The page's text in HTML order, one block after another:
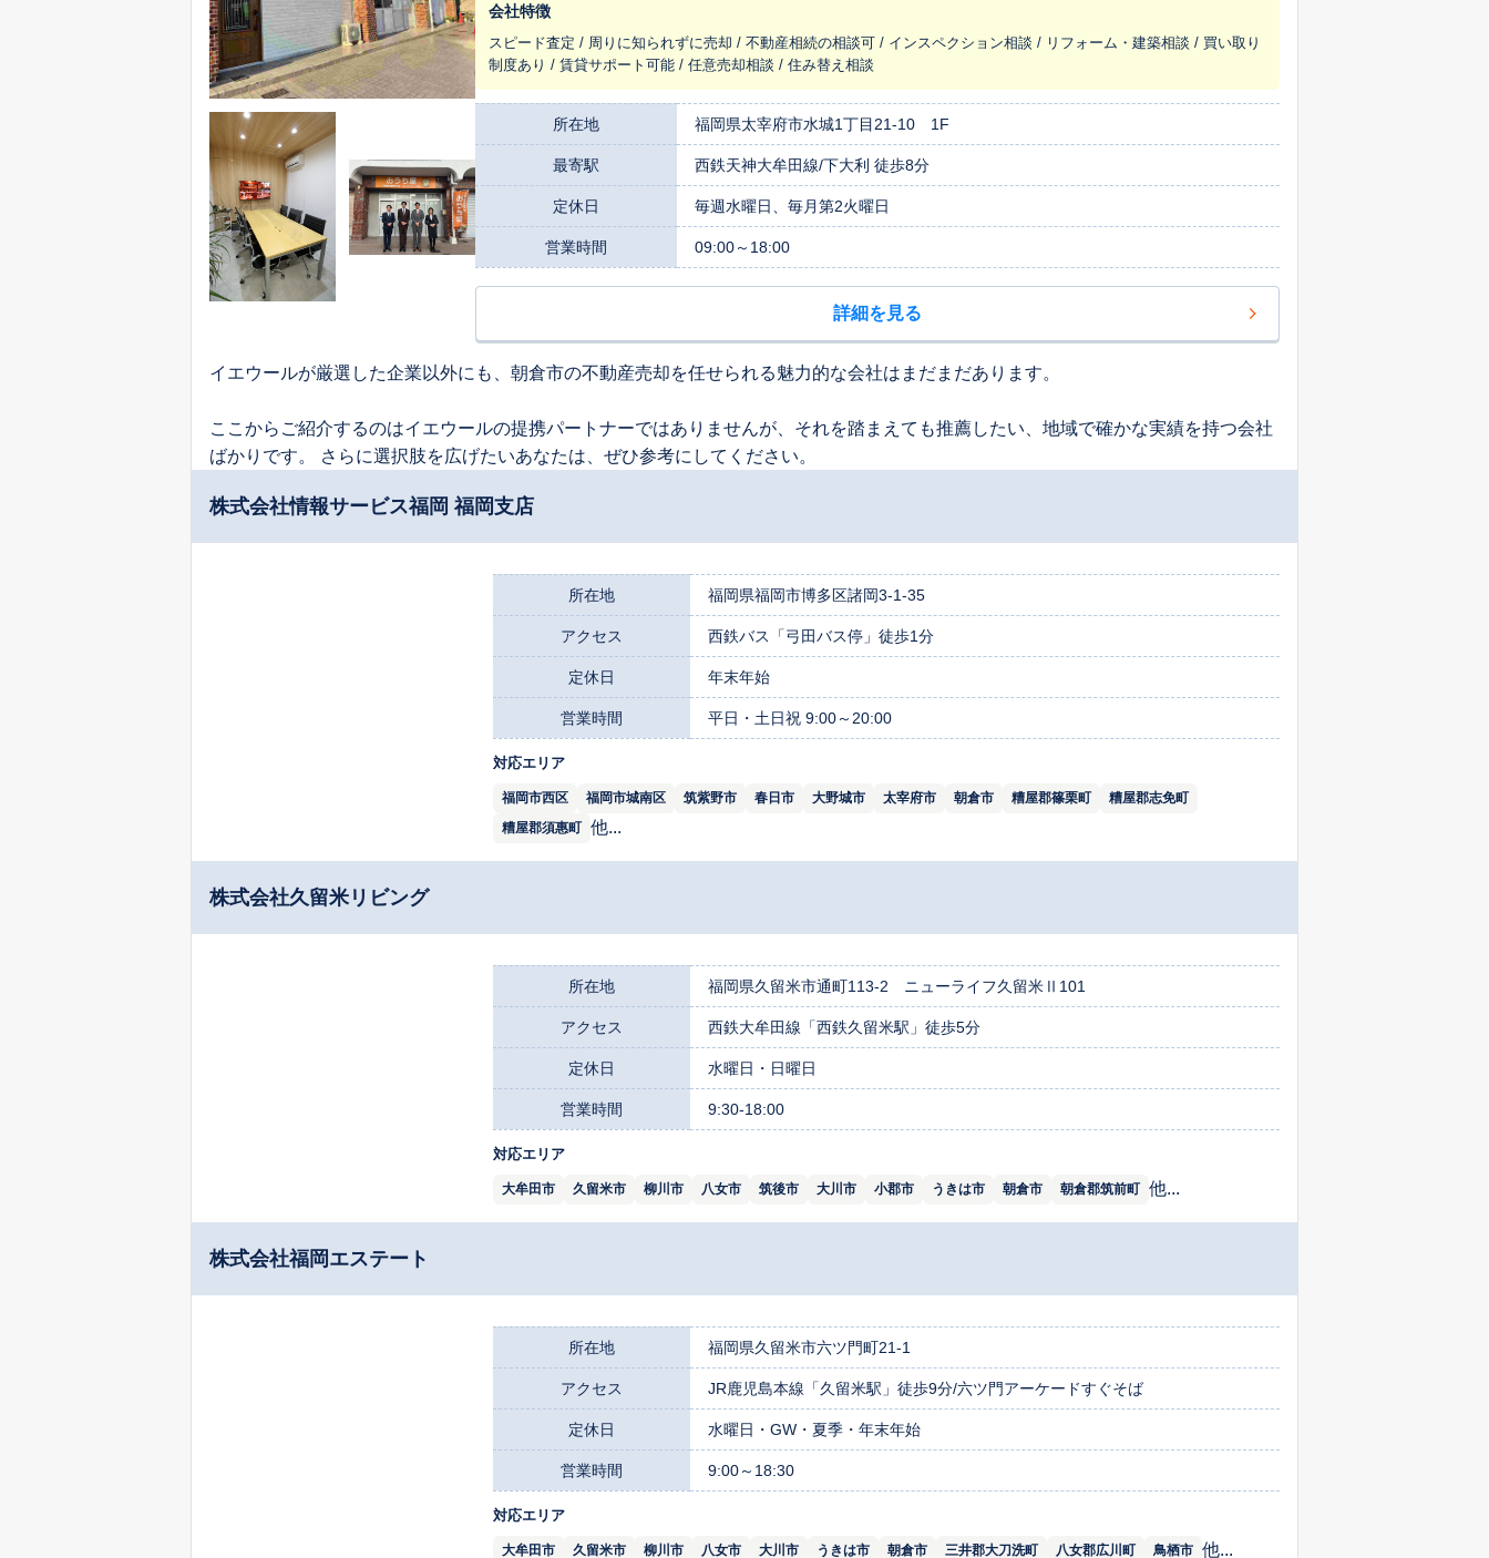
会社特徴
スピード査定 / 周りに知られずに売却 / 不動産相続の相談可 / インスペクション相談 / リフォーム・建築相談 / 買い取り
制度あり / 賃貸サポート可能 / 任意売却相談 / 住み替え相談
所在地 福岡県太宰府市水城1丁目21-10 1F
最寄駅 西鉄天神大牟田線/下大利 徒歩8分
定休日 毎週水曜日、毎月第2火曜日
営業時間 09:00～18:00
詳細を見る
イエウールが厳選した企業以外にも、朝倉市の不動産売却を任せられる魅力的な会社はまだまだあります。
ここからご紹介するのはイエウールの提携パートナーではありませんが、それを踏まえても推薦したい、地域で確かな実績を持つ会社
ばかりです。 さらに選択肢を広げたいあなたは、ぜひ参考にしてください。
株式会社情報サービス福岡 福岡支店
所在地 福岡県福岡市博多区諸岡3-1-35
アクセス 西鉄バス「弓田バス停」徒歩1分
定休日 年末年始
営業時間 平日・土日祝 9:00～20:00
対応エリア
福岡市西区 福岡市城南区 筑紫野市 春日市 大野城市 太宰府市 朝倉市 糟屋郡篠栗町
糟屋郡志免町
糟屋郡須惠町 他...
株式会社久留米リビング
所在地 福岡県久留米市通町113-2 ニューライフ久留米Ⅱ101
アクセス 西鉄大牟田線「西鉄久留米駅」徒歩5分
定休日 水曜日・日曜日
営業時間 9:30-18:00
対応エリア
大牟田市 久留米市 柳川市 八女市 筑後市 大川市 小郡市 うきは市 朝倉市 朝倉郡筑前町 他...
株式会社福岡エステート
所在地 福岡県久留米市六ツ門町21-1
アクセス JR鹿児島本線「久留米駅」徒歩9分/六ツ門アーケードすぐそば
定休日 水曜日・GW・夏季・年末年始
営業時間 9:00～18:30
対応エリア
大牟田市 久留米市 柳川市 八女市 大川市 うきは市 朝倉市 三井郡大刀洗町 八女郡広川町 鳥栖市 他...